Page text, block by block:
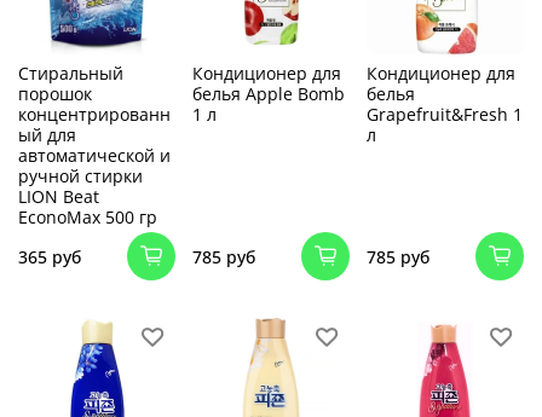
Стиральный
порошок
концентрированн
ый для
автоматической и
ручной стирки
LION Beat
EconoMax 500 гр
365 руб
Кондиционер для
белья Apple Bomb
1 л
785 руб
Кондиционер для
белья
Grapefruit&Fresh 1
л
785 руб